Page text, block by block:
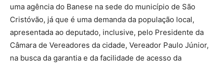
uma agência do Banese na sede do município de São
Cristóvão, já que é uma demanda da população local,
apresentada ao deputado, inclusive, pelo Presidente da
Câmara de Vereadores da cidade, Vereador Paulo Júnior,
na busca da garantia e da facilidade de acesso da